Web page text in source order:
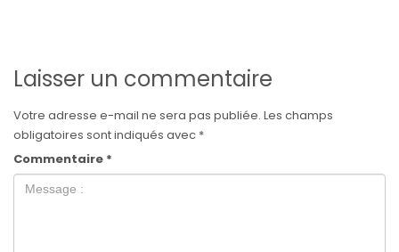
Laisser un commentaire
Votre adresse e-mail ne sera pas publiée. Les champs
obligatoires sont indiqués avec *
Commentaire *